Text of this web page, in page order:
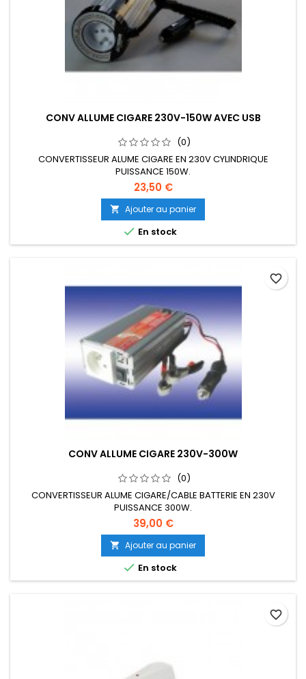
CONV ALLUME CIGARE 230V-150W AVEC USB
(0)
CONVERTISSEUR ALUME CIGARE EN 230V CYLINDRIQUE
PUISSANCE 150W.
23,50 €
 Ajouter au panier
 En stock
CONV ALLUME CIGARE 230V-300W
(0)
CONVERTISSEUR ALUME CIGARE/CABLE BATTERIE EN 230V
PUISSANCE 300W.
39,00 €
 Ajouter au panier
 En stock
favorite_border
favorite_border